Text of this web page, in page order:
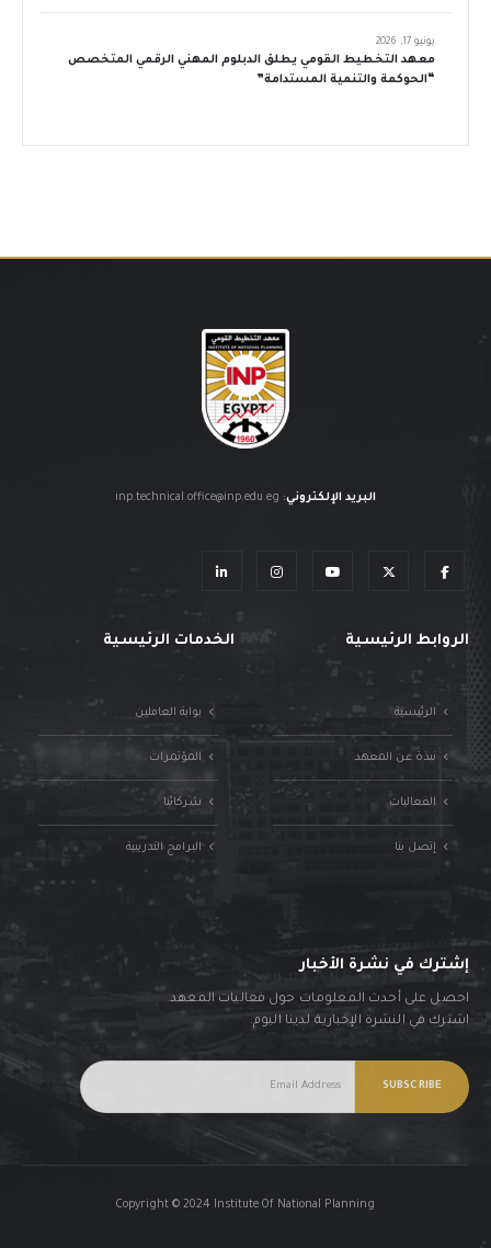
معهد التخطيط القومي يطلق الدبلوم المهني الرقمي المتخصص
“الحوكمة والتنمية المستدامة”
يونيو 17, 2026
البريد الإلكتروني:
inp.technical.office@inp.edu.eg
الروابط الرئيسية
الرئيسية
نبذة عن المعهد
الفعاليات
إتصل بنا
الخدمات الرئيسية
بوابة العاملين
المؤتمرات
شركائنا
البرامج التدريبية
إشترك في نشرة الأخبار
احصل على أحدث المعلومات حول فعاليات المعهد.
اشترك في النشرة الإخبارية لدينا اليوم.
Copyright © 2024 Institute Of National Planning